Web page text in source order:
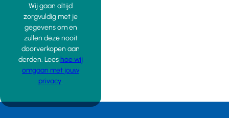
Wij gaan altijd
zorgvuldig met je
gegevens om en
zullen deze nooit
doorverkopen aan
derden. Lees hoe wij
omgaan met jouw
privacy.